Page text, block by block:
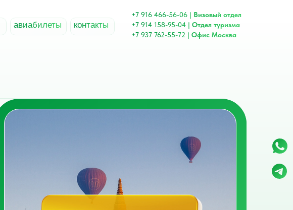
+7 937 762-55-72 | Офис Москва
+7 914 158-95-04 | Отдел туризма
+7 916 466-56-06 | Визовый отдел
контакты
авиабилеты